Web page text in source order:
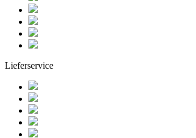
Lieferservice